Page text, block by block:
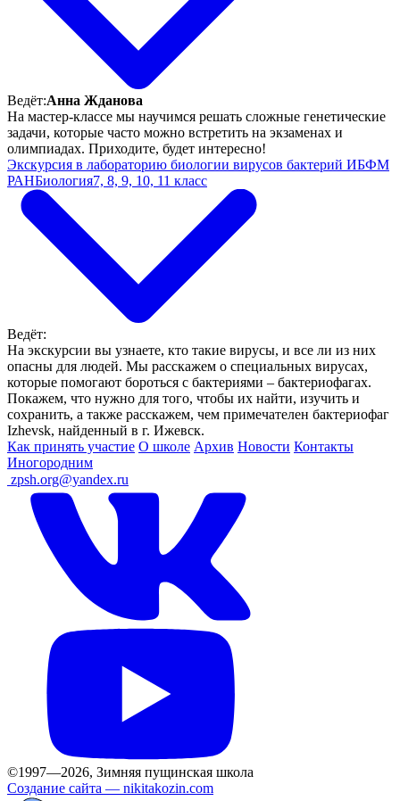
Ведёт:Анна Жданова
На мастер-классе мы научимся решать сложные генетические
задачи, которые часто можно встретить на экзаменах и
олимпиадах. Приходите, будет интересно!
Экскурсия в лабораторию биологии вирусов бактерий ИБФМ
РАНБиология7, 8, 9, 10, 11 класс
Ведёт:
На экскурсии вы узнаете, кто такие вирусы, и все ли из них
опасны для людей. Мы расскажем о специальных вирусах,
которые помогают бороться с бактериями – бактериофагах.
Покажем, что нужно для того, чтобы их найти, изучить и
сохранить, а также расскажем, чем примечателен бактериофаг
Izhevsk, найденный в г. Ижевск.
Как принять участие О школе Архив Новости Контакты
Иногородним
zpsh.org@yandex.ru
©1997—2026, Зимняя пущинская школа
Создание сайта — nikitakozin.com